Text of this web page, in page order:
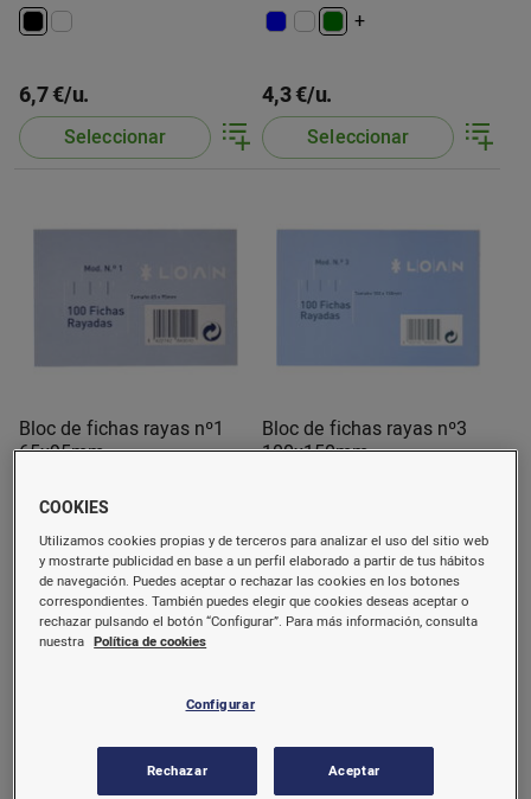
6,7 €/u.
Seleccionar
+
4,3 €/u.
Seleccionar
Bloc de fichas rayas nº1
65x95mm
0,99 €/u.
Comprar
Bloc de fichas rayas nº3
100x150mm
Comprar
COOKIES
Utilizamos cookies propias y de terceros para analizar el uso del sitio web
y mostrarte publicidad en base a un perfil elaborado a partir de tus hábitos
de navegación. Puedes aceptar o rechazar las cookies en los botones
correspondientes. También puedes elegir que cookies deseas aceptar o
rechazar pulsando el botón “Configurar”. Para más información, consulta
nuestra Política de cookies
Configurar
Rechazar Aceptar